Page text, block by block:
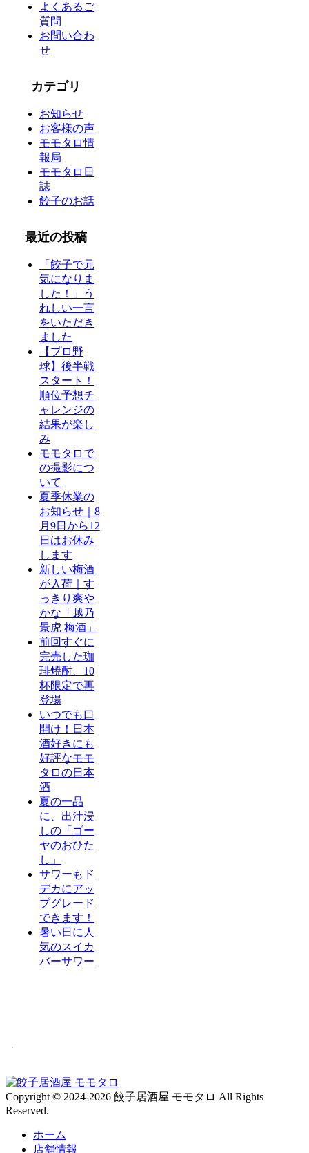
よくあるご
質問
お問い合わ
せ
カテゴリ
お知らせ
お客様の声
モモタロ情
報局
モモタロ日
誌
餃子のお話
最近の投稿
「餃子で元
気になりま
した！」う
れしい一言
をいただき
ました
【プロ野
球】後半戦
スタート！
順位予想チ
ャレンジの
結果が楽し
み
モモタロで
の撮影につ
いて
夏季休業の
お知らせ｜8
月9日から12
日はお休み
します
新しい梅酒
が入荷｜す
っきり爽や
かな「越乃
景虎 梅酒」
前回すぐに
完売した珈
琲焼酎、10
杯限定で再
登場
いつでも口
開け！日本
酒好きにも
好評なモモ
タロの日本
酒
夏の一品
に、出汁浸
しの「ゴー
ヤのおひた
し」
サワーもド
デカにアッ
プグレード
できます！
暑い日に人
気のスイカ
バーサワー
Copyright © 2024-2026 餃子居酒屋 モモタロ All Rights
Reserved.
ホーム
店舗情報